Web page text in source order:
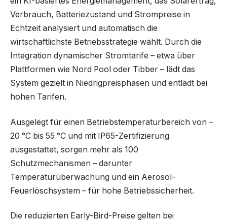
Verbrauch, Batteriezustand und Strompreise in
Echtzeit analysiert und automatisch die
wirtschaftlichste Betriebsstrategie wählt. Durch die
Integration dynamischer Stromtarife – etwa über
Plattformen wie Nord Pool oder Tibber – lädt das
System gezielt in Niedrigpreisphasen und entlädt bei
hohen Tarifen.
Ausgelegt für einen Betriebstemperaturbereich von –
20 °C bis 55 °C und mit IP65-Zertifizierung
ausgestattet, sorgen mehr als 100
Schutzmechanismen – darunter
Temperaturüberwachung und ein Aerosol-
Feuerlöschsystem – für hohe Betriebssicherheit.
Die reduzierten Early-Bird-Preise gelten bei